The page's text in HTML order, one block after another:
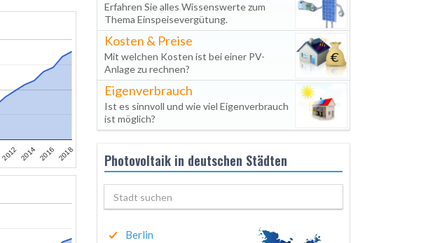
2012 2014 2016 2018
Erfahren Sie alles Wissenswerte zum
Thema Einspeisevergütung.
Kosten & Preise
Mit welchen Kosten ist bei einer PV-
Anlage zu rechnen?
Eigenverbrauch
Ist es sinnvoll und wie viel Eigenverbrauch
ist möglich?
Photovoltaik in deutschen Städten
Berlin